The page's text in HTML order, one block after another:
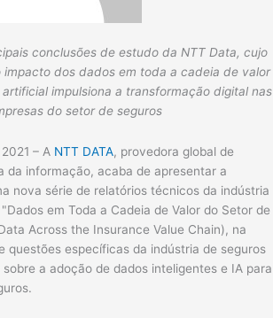
conclusões de estudo da NTT Data, cujo
impacto dos dados em toda a cadeia de valor
impulsiona a transformação digital nas
do setor de seguros
– A NTT DATA, provedora global de
da informação, acaba de apresentar a
nova série de relatórios técnicos da indústria
em Toda a Cadeia de Valor do Setor de
Across the Insurance Value Chain), na
questões específicas da indústria de seguros
a adoção de dados inteligentes e IA para